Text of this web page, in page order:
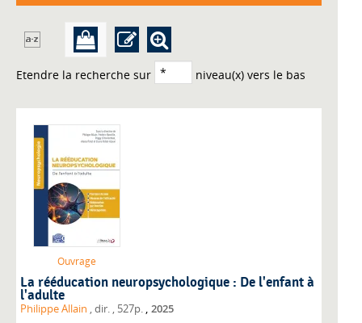
Etendre la recherche sur niveau(x) vers le bas
Ouvrage
La rééducation neuropsychologique : De l'enfant à
l'adulte
Philippe Allain , dir. , 527p. , 2025